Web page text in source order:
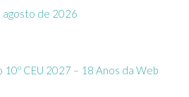
agosto de 2026
CEU 2027 – 18 Anos da Web